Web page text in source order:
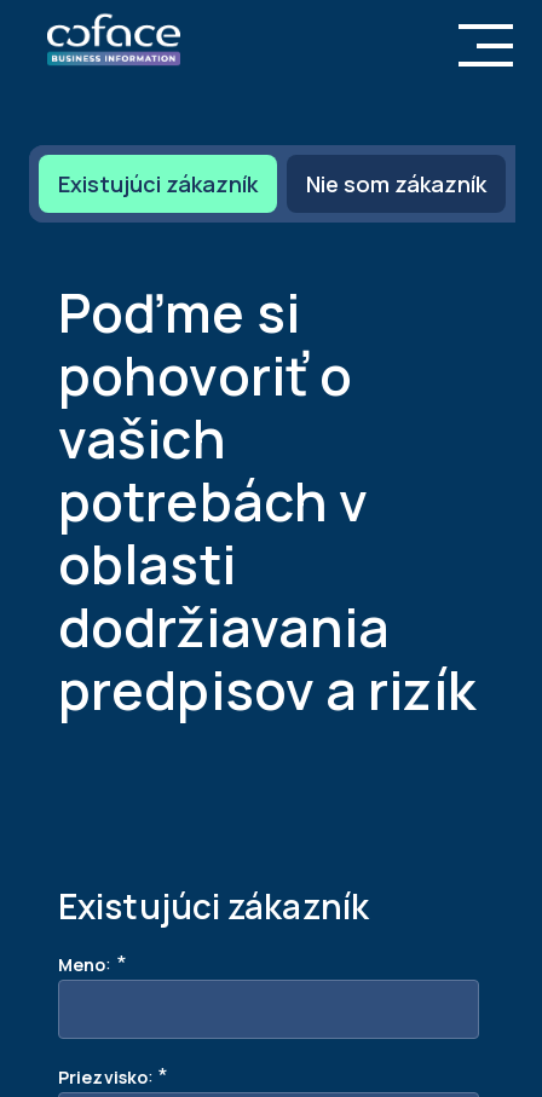
Existujúci zákazník Nie som zákazník
Poďme si
pohovoriť o
vašich
potrebách v
oblasti
dodržiavania
predpisov a rizík
Existujúci zákazník
Meno: *
Priezvisko:*